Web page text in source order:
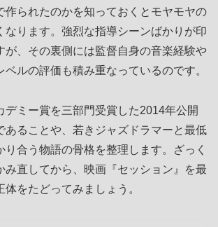
作られたのかを知っておくとモヤモヤの
なります。強烈な指導シーンばかりが印
が、その裏側には監督自身の音楽経験や
ルの評価も積み重なっているのです。
デミー賞を三部門受賞した2014年公開
あることや、若きジャズドラマーと最低
り合う物語の骨格を整理します。ざっく
み直してから、映画『セッション』を最
をたどってみましょう。